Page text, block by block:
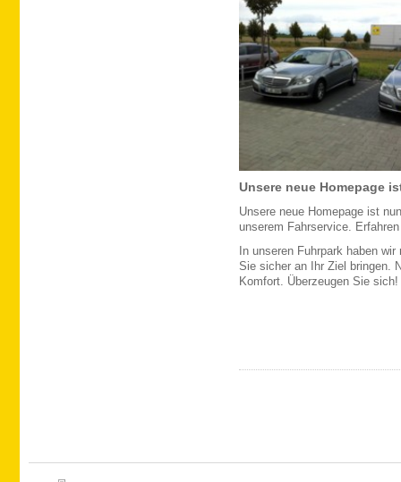
Unsere neue Homepage
Unsere neue Homepage ist
unserem Fahrservice.
In unseren Fuhrpark haben
Sie sicher an Ihr Ziel bringen.
Komfort. Überzeugen Sie sich!